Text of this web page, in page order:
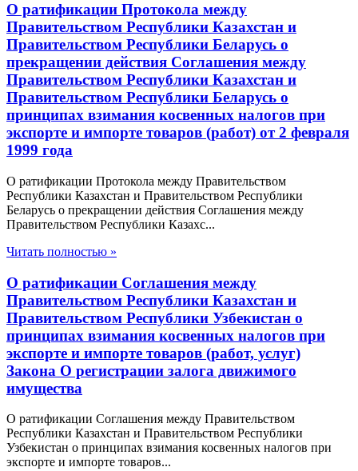
О ратификации Протокола между
Правительством Республики Казахстан и
Правительством Республики Беларусь о
прекращении действия Соглашения между
Правительством Республики Казахстан и
Правительством Республики Беларусь о
принципах взимания косвенных налогов при
экспорте и импорте товаров (работ) от 2 февраля
1999 года
О ратификации Протокола между Правительством
Республики Казахстан и Правительством Республики
Беларусь о прекращении действия Соглашения между
Правительством Республики Казахс...
Читать полностью »
О ратификации Соглашения между
Правительством Республики Казахстан и
Правительством Республики Узбекистан о
принципах взимания косвенных налогов при
экспорте и импорте товаров (работ, услуг)
Закона О регистрации залога движимого
имущества
О ратификации Соглашения между Правительством
Республики Казахстан и Правительством Республики
Узбекистан о принципах взимания косвенных налогов при
экспорте и импорте товаров...